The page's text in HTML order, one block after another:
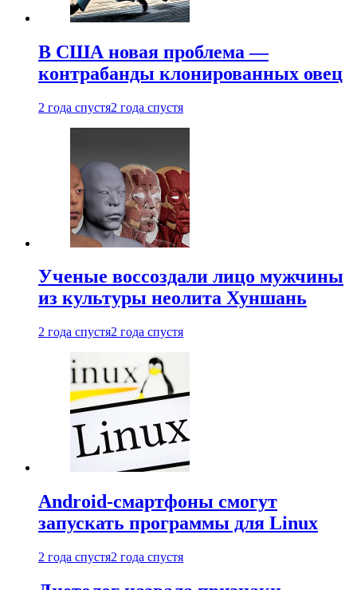
В США новая проблема —
контрабанды клонированных овец
2 года спустя2 года спустя
Ученые воссоздали лицо мужчины
из культуры неолита Хуншань
2 года спустя2 года спустя
Android-смартфоны смогут
запускать программы для Linux
2 года спустя2 года спустя